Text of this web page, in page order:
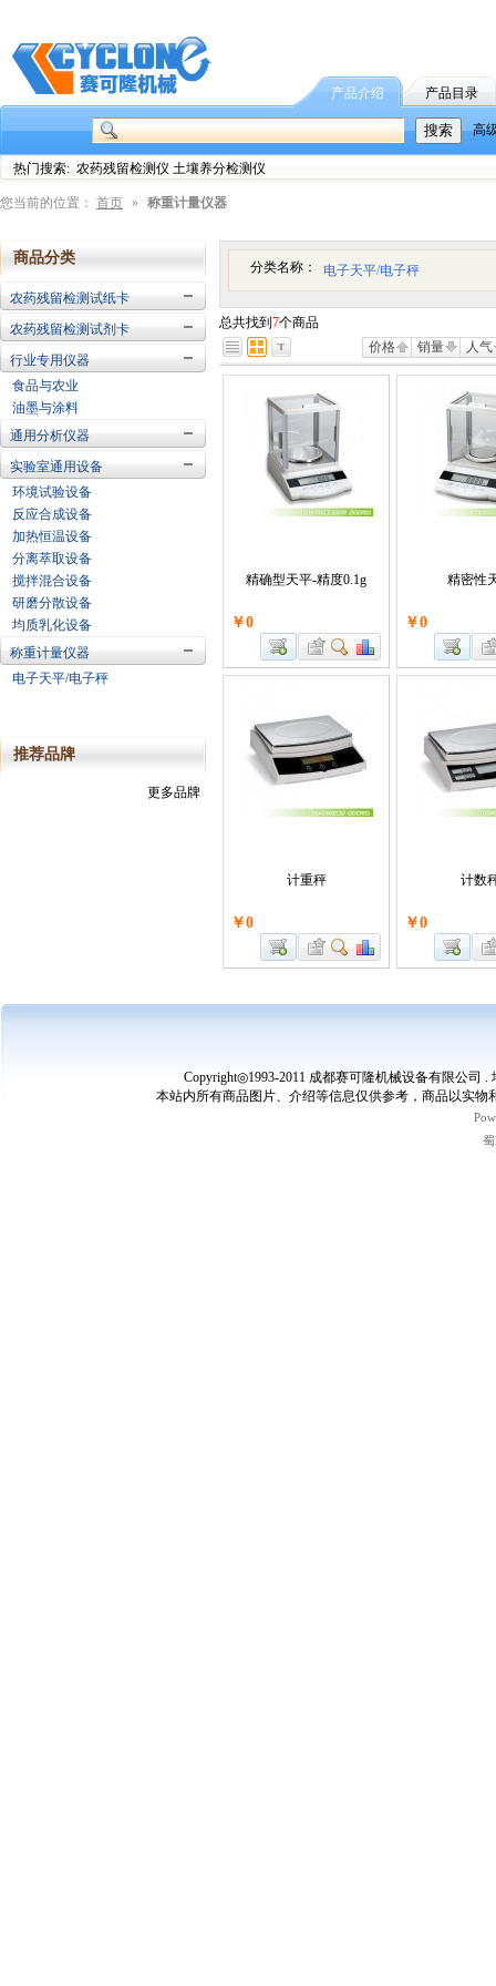
产品介绍 产品目录
高
热门搜索: 农药残留检测仪 土壤养分检测仪
您当前的位置： 首页 » 称重计量仪器
商品分类
农药残留检测试纸卡
农药残留检测试剂卡
行业专用仪器
食品与农业
油墨与涂料
通用分析仪器
实验室通用设备
环境试验设备
反应合成设备
加热恒温设备
分离萃取设备
搅拌混合设备
研磨分散设备
均质乳化设备
称重计量仪器
电子天平/电子秤
推荐品牌
更多品牌
分类名称： 电子天平/电子秤
总共找到 7个商品
价格
销量 人气
精确型天平-精度0.1g
￥0
精密性
￥0
计重秤
￥0
计数
￥0
Copyright◎1993-2011 成都赛可隆机械设备有限公司
本站内所有商品图片、介绍等信息仅供参考，商品以实